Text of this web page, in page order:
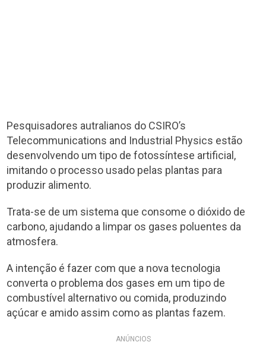
Pesquisadores autralianos do CSIRO’s
Telecommunications and Industrial Physics estão
desenvolvendo um tipo de fotossíntese artificial,
imitando o processo usado pelas plantas para
produzir alimento.
Trata-se de um sistema que consome o dióxido de
carbono, ajudando a limpar os gases poluentes da
atmosfera.
A intenção é fazer com que a nova tecnologia
converta o problema dos gases em um tipo de
combustível alternativo ou comida, produzindo
açúcar e amido assim como as plantas fazem.
ANÚNCIOS